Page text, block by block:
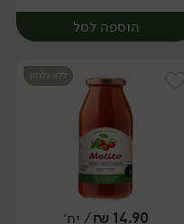
הוספה לסל
ללא גלוטן
14.90
₪/ יח׳